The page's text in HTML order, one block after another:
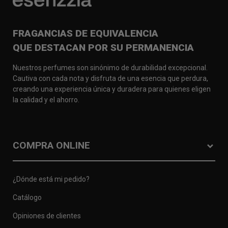
FRAGANCIAS DE EQUIVALENCIA
QUE DESTACAN POR SU PERMANENCIA
Nuestros perfumes son sinónimo de durabilidad excepcional.
Cautiva con cada nota y disfruta de una esencia que perdura,
creando una experiencia única y duradera para quienes eligen
la calidad y el ahorro.
COMPRA ONLINE
¿Dónde está mi pedido?
Catálogo
Opiniones de clientes